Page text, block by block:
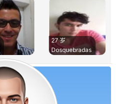
27 岁
Dosquebradas